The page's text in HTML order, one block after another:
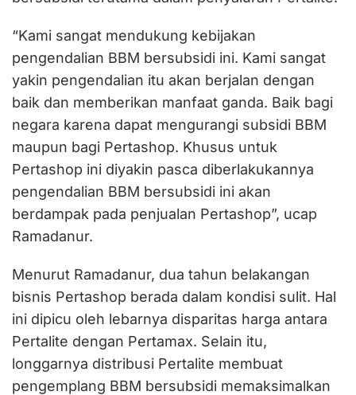
“Kami sangat mendukung kebijakan
pengendalian BBM bersubsidi ini. Kami sangat
yakin pengendalian itu akan berjalan dengan
baik dan memberikan manfaat ganda. Baik bagi
negara karena dapat mengurangi subsidi BBM
maupun bagi Pertashop. Khusus untuk
Pertashop ini diyakin pasca diberlakukannya
pengendalian BBM bersubsidi ini akan
berdampak pada penjualan Pertashop”, ucap
Ramadanur.
Menurut Ramadanur, dua tahun belakangan
bisnis Pertashop berada dalam kondisi sulit. Hal
ini dipicu oleh lebarnya disparitas harga antara
Pertalite dengan Pertamax. Selain itu,
longgarnya distribusi Pertalite membuat
pengemplang BBM bersubsidi memaksimalkan